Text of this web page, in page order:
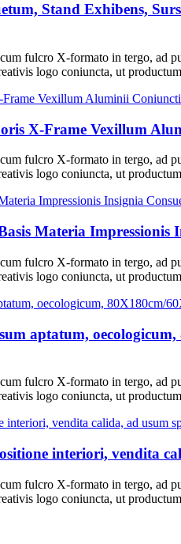
Stand Exhibens,
fulcro X-formato in tergo, ad
logo coniuncta, ut
X-Frame Vexillum
fulcro X-formato in tergo, ad
logo coniuncta, ut
Materia Impressionis
fulcro X-formato in tergo, ad
logo coniuncta, ut
aptatum, oecologicum,
fulcro X-formato in tergo, ad
logo coniuncta, ut
interiori, vendita
fulcro X-formato in tergo, ad
logo coniuncta, ut